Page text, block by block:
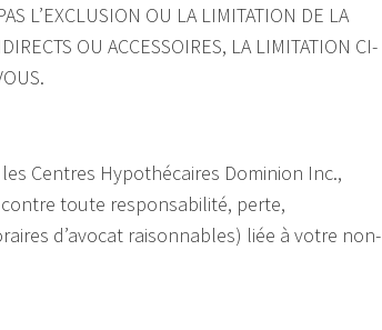
L’EXCLUSION OU LA LIMITATION DE LA
OU ACCESSOIRES, LA LIMITATION CI-
Centres Hypothécaires Dominion Inc.,
toute responsabilité, perte,
d’avocat raisonnables) liée à votre non-